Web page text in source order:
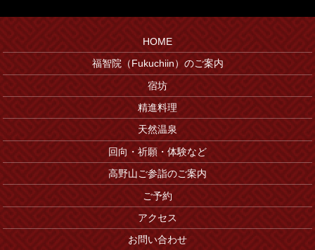
HOME
福智院（Fukuchiin）のご案内
宿坊
精進料理
天然温泉
回向・祈願・体験など
高野山ご参詣のご案内
ご予約
アクセス
お問い合わせ